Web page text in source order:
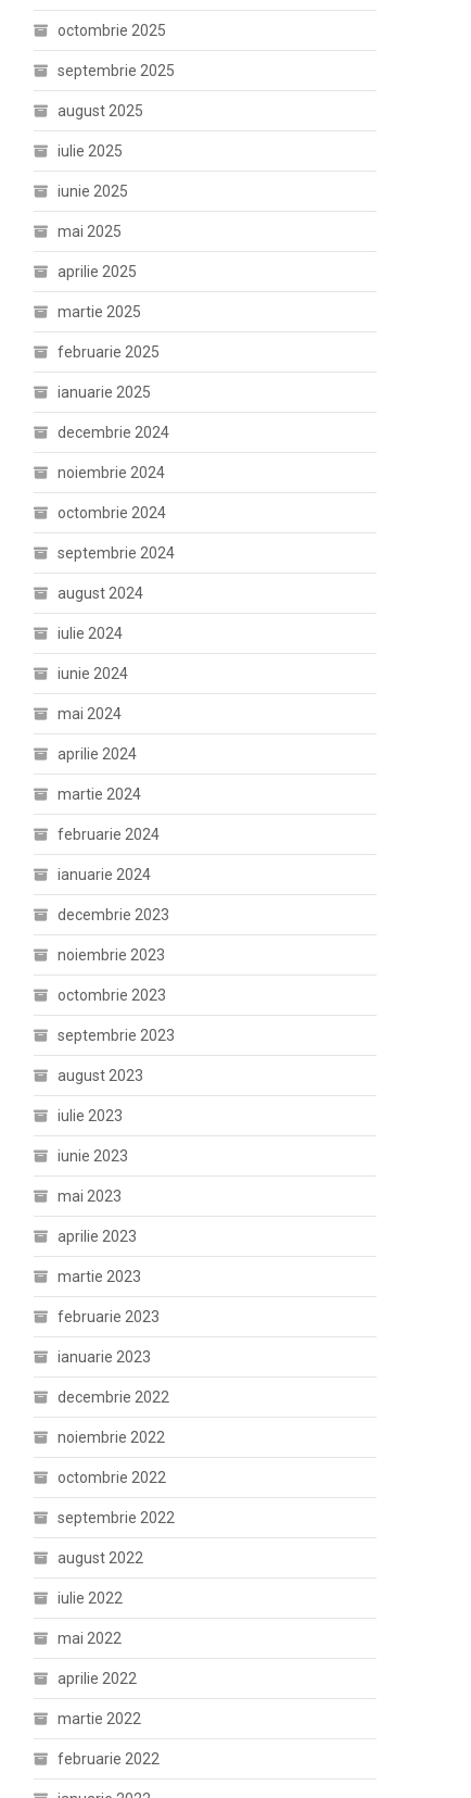
octombrie 2025
septembrie 2025
august 2025
iulie 2025
iunie 2025
mai 2025
aprilie 2025
martie 2025
februarie 2025
ianuarie 2025
decembrie 2024
noiembrie 2024
octombrie 2024
septembrie 2024
august 2024
iulie 2024
iunie 2024
mai 2024
aprilie 2024
martie 2024
februarie 2024
ianuarie 2024
decembrie 2023
noiembrie 2023
octombrie 2023
septembrie 2023
august 2023
iulie 2023
iunie 2023
mai 2023
aprilie 2023
martie 2023
februarie 2023
ianuarie 2023
decembrie 2022
noiembrie 2022
octombrie 2022
septembrie 2022
august 2022
iulie 2022
mai 2022
aprilie 2022
martie 2022
februarie 2022